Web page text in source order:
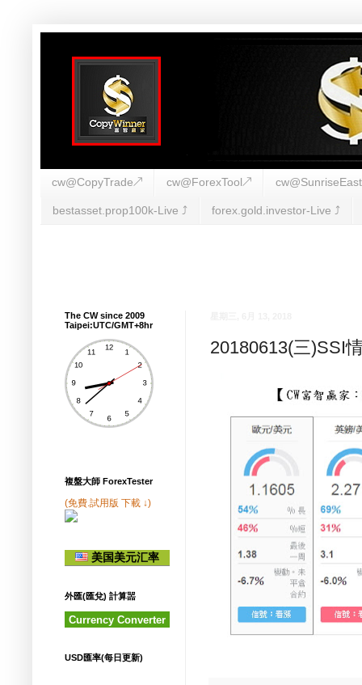
cw@CopyTrade↗ cw@ForexTool↗
bestasset.prop100k-Live ⤴︎ forex.gold.investor-Live ⤴︎
20180613(三)SSI
The CW since 2009
Taipei:UTC/GMT+8hr
複盤大師 ForexTester
(免費.試用版 下載 ↓)
美国美元汇率
外匯(匯兌) 計算噐
Currency Converter
USD匯率(每日更新)